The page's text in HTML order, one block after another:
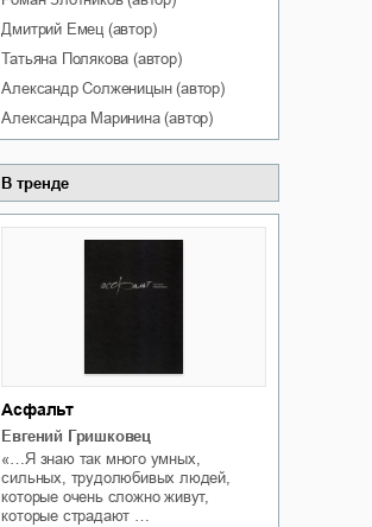
Дмитрий Емец(автор)
Татьяна Полякова (автор)
Александр Солженицын(автор)
Александра Маринина(автор)
В тренде
Асфальт
Евгений Гришковец
«…Я знаю так много умных,
сильных, трудолюбивых людей,
которые очень сложно живут,
которые страдают …